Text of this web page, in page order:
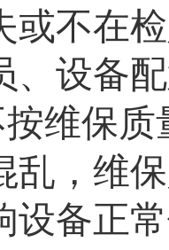
或不在
、设备
维保
乱，维
设备正